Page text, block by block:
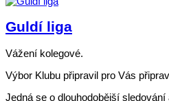
Guldí liga
Vážení kolegové.
Výbor Klubu připravil pro Vás
Jedná se o dlouhodobější